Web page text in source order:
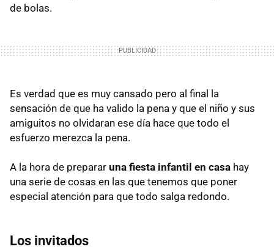
de bolas.
Es verdad que es muy cansado pero al final la
sensación de que ha valido la pena y que el niño y sus
amiguitos no olvidaran ese día hace que todo el
esfuerzo merezca la pena.
A la hora de preparar una fiesta infantil en casa hay
una serie de cosas en las que tenemos que poner
especial atención para que todo salga redondo.
Los invitados